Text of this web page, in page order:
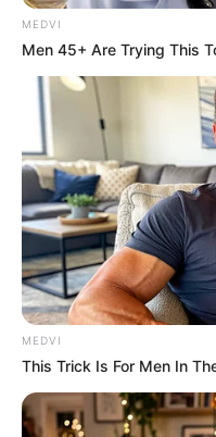
เรื่องที่ต้องระวัง:ให้
สูญหายได้
เคล็ดลับเสริมดวง
ให้วัด จะได้มีแสงสว่
ชาวราศีตุลย์
เรื่องที่ต้องระวัง: อ
อึดอัดเดือดร้อน
เคล็ดลับเสริมดวง:
ห้องน้ำวัด และทำบุ
เพิ่มพลังให้กับตัวคุ
MEDVI
Men 45+ Are Trying This
MEDVI
This Trick Is For Men In